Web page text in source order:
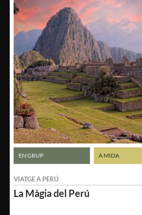
La Màgiadel Perú
VIATGE A PERÚ
EN GRUP A MIDA